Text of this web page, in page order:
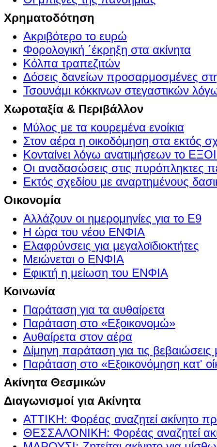
Χρηματοδότηση
Ακριβότερο το ευρώ
Φορολογική ΄έκρηξη στα ακίνητα
Κόλπα τραπεζιτών
Δόσεις δανείων προσαρμοσμένες
Τσουνάμι κόκκινων στεγαστικών
Χωροταξία & Περιβάλλον
Μύλος με τα κουρεμένα ενοίκια
Στον αέρα η οικοδόμηση στα εκτός
Κονταίνει λόγω ανατιμήσεων το
Οι αναδασώσεις στις πυρόπληκτες
Εκτός σχεδίου με αναρτημένους
Οικονομία
Αλλάζουν οι ημερομηνίες για το Ε9
Η ώρα του νέου ΕΝΦΙΑ
Ελαφρύνσεις για μεγαλοϊδιοκτήτες
Μειώνεται ο ΕΝΦΙΑ
Εφικτή η μείωση του ΕΝΦΙΑ
Κοινωνία
Παράταση για τα αυθαίρετα
Παράταση στο «Εξοικονομώ»
Αυθαίρετα στον αέρα
Δίμηνη παράταση για τις βεβαιώσεις
Παράταση στο «Εξοικονόμηση κατ'
Ακίνητα Θεσμικών
Διαγωνισμοί για Ακίνητα
ΑΤΤΙΚΗ: Φορέας αναζητεί ακίνητο
ΘΕΣΣΑΛΟΝΙΚΗ: Φορέας αναζητεί